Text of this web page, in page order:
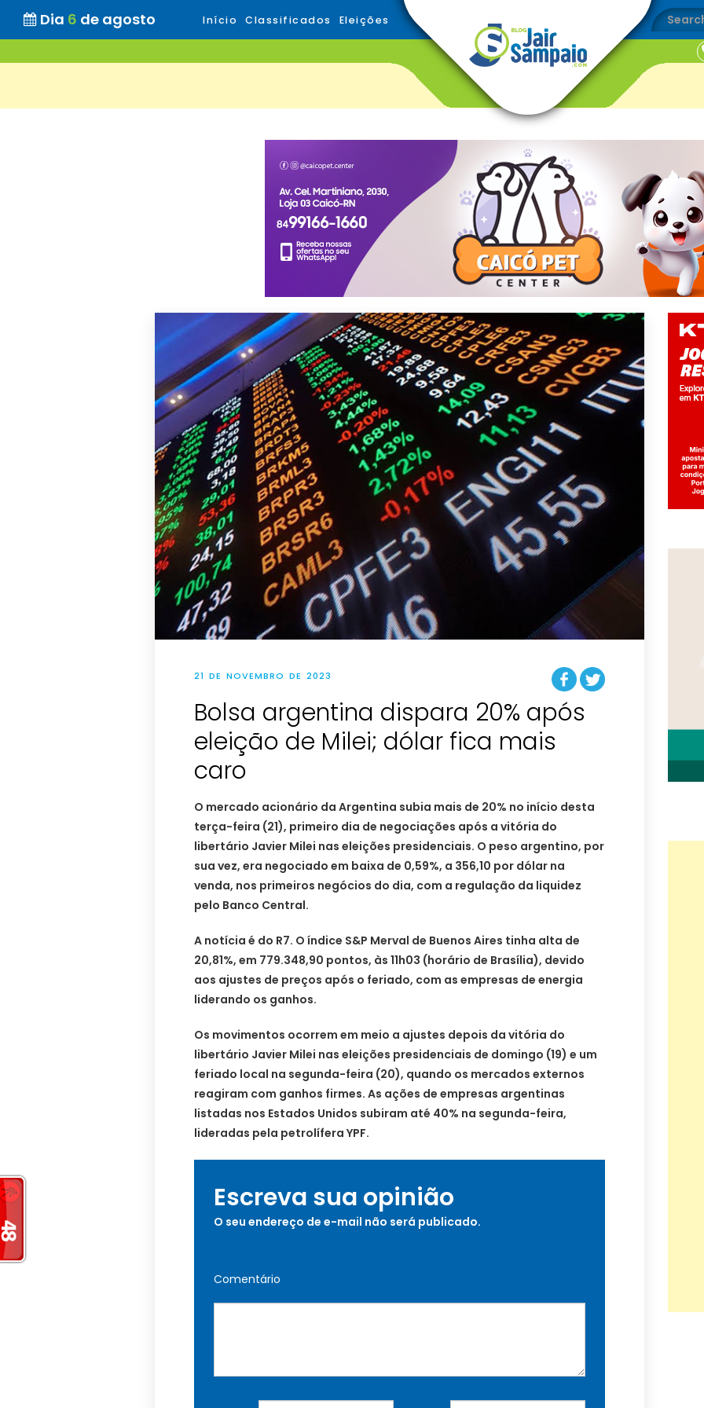
Dia 6 de agosto Início Classificados Eleições
21 DE NOVEMBRO DE 2023
Bolsa argentina dispara 20% após
eleição de Milei; dólar fica mais
caro
O mercado acionário da Argentina subia mais de 20% no início desta
terça-feira (21), primeiro dia de negociações após a vitória do
libertário Javier Milei nas eleições presidenciais. O peso argentino, por
sua vez, era negociado em baixa de 0,59%, a 356,10 por dólar na
venda, nos primeiros negócios do dia, com a regulação da liquidez
pelo Banco Central.
A notícia é do R7. O índice S&P Merval de Buenos Aires tinha alta de
20,81%, em 779.348,90 pontos, às 11h03 (horário de Brasília), devido
aos ajustes de preços após o feriado, com as empresas de energia
liderando os ganhos.
Os movimentos ocorrem em meio a ajustes depois da vitória do
libertário Javier Milei nas eleições presidenciais de domingo (19) e um
feriado local na segunda-feira (20), quando os mercados externos
reagiram com ganhos firmes. As ações de empresas argentinas
listadas nos Estados Unidos subiram até 40% na segunda-feira,
lideradas pela petrolífera YPF.
Escreva sua opinião
O seu endereço de e-mail não será publicado.
Comentário